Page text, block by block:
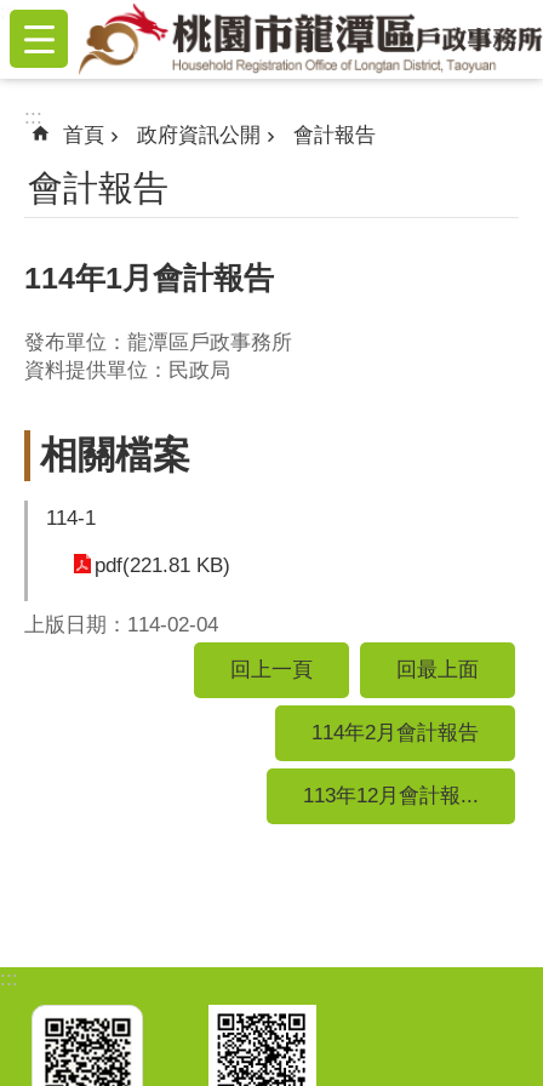
跳到主要內容區塊
:::
:::
首頁 政府資訊公開 會計報告
會計報告
114年1月會計報告
發布單位：龍潭區戶政事務所
資料提供單位：民政局
相關檔案
114-1
pdf(221.81 KB)
上版日期：114-02-04
回上一頁
回最上面
114年2月會計報告
113年12月會計報...
:::